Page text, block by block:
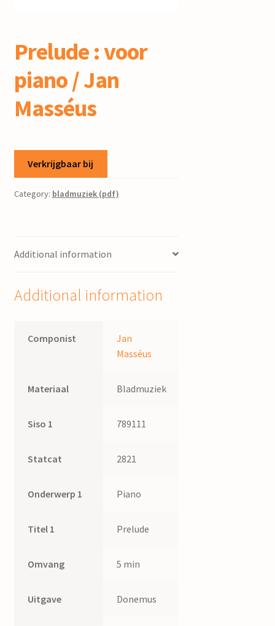
Prelude : voor
piano / Jan
Masséus
Verkrijgbaar bij
Category: bladmuziek (pdf)
Additional information
Additional information
Componist
Jan
Masséus
Materiaal Bladmuziek
Siso 1 789111
Statcat 2821
Onderwerp 1 Piano
Titel 1 Prelude
Omvang 5 min
Uitgave Donemus